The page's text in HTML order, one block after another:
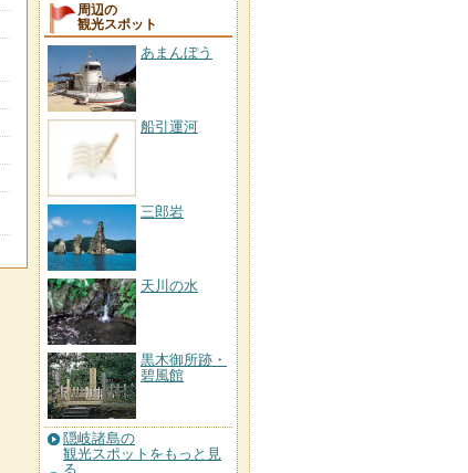
周辺の
観光スポット
あまんぼう
船引運河
三郎岩
天川の水
黒木御所跡・
碧風館
隠岐諸島の
観光スポットをもっと見
る